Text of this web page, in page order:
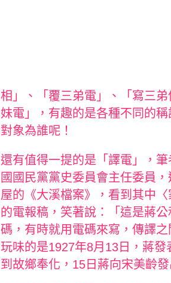
相」、「覆三弟電」、「寫三
妹電」，有趣的是各種不同的
對象為誰呢！
還有值得一提的是「譯電」，
國國民黨黨史委員會主任委員
屋的《大溪檔案》，看到其中
的電報稿，笑著說：「這是蔣
碼，有時就用電碼來寫，傳譯
玩味的是1927年8月13日，蔣
到故鄉奉化，15日蔣向宋美齡